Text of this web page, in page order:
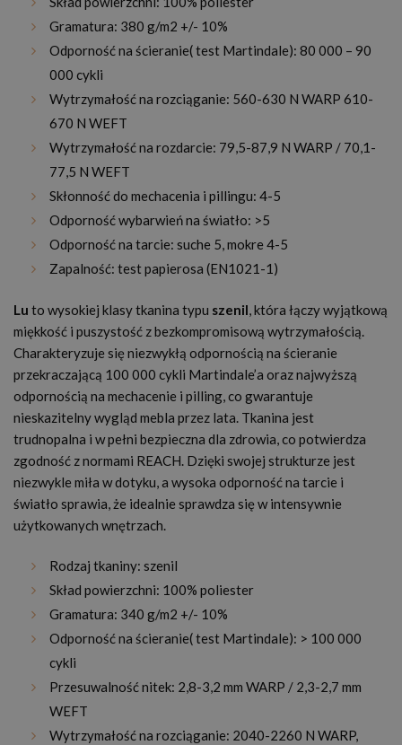
Gramatura: 380 g/m2 +/- 10%
Odporność na ścieranie( test Martindale): 80 000 – 90
000 cykli
Wytrzymałość na rozciąganie: 560-630 N WARP 610-
670 N WEFT
Wytrzymałość na rozdarcie: 79,5-87,9 N WARP / 70,1-
77,5 N WEFT
Skłonność do mechacenia i pillingu: 4-5
Odporność wybarwień na światło: >5
Odporność na tarcie: suche 5, mokre 4-5
Zapalność: test papierosa (EN1021-1)
Lu to wysokiej klasy tkanina typu szenil, która łączy wyjątkową
miękkość i puszystość z bezkompromisową wytrzymałością.
Charakteryzuje się niezwykłą odpornością na ścieranie
przekraczającą 100 000 cykli Martindale’a oraz najwyższą
odpornością na mechacenie i pilling, co gwarantuje
nieskazitelny wygląd mebla przez lata. Tkanina jest
trudnopalna i w pełni bezpieczna dla zdrowia, co potwierdza
zgodność z normami REACH. Dzięki swojej strukturze jest
niezwykle miła w dotyku, a wysoka odporność na tarcie i
światło sprawia, że idealnie sprawdza się w intensywnie
użytkowanych wnętrzach.
Rodzaj tkaniny: szenil
Skład powierzchni: 100% poliester
Gramatura: 340 g/m2 +/- 10%
Odporność na ścieranie( test Martindale): > 100 000
cykli
Przesuwalność nitek: 2,8-3,2 mm WARP / 2,3-2,7 mm
WEFT
Wytrzymałość na rozciąganie: 2040-2260 N WARP,